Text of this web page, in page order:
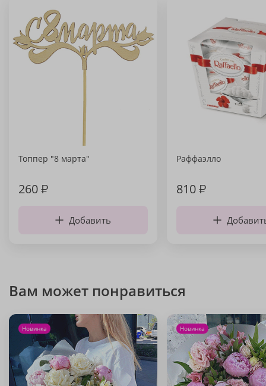
Топпер "8 марта"
260₽
Добавить
Раффаэлло
810₽
Вам может понравиться
Новинка Новинка